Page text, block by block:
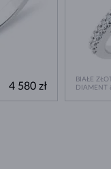
4 580 zł
BIAŁE
DIAMENT